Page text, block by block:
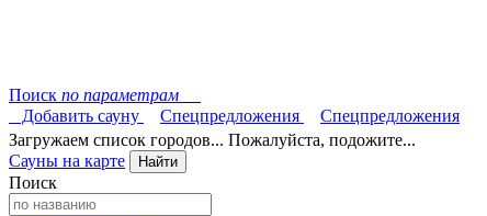
Поиск по параметрам
Добавить сауну
Спецпредложения
Спецпредложения
Загружаем список городов... Пожалуйста, подожите...
Сауны на карте
Найти
Поиск